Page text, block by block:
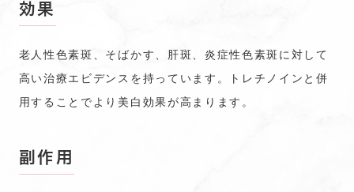
効果
老人性色素斑、そばかす、肝斑、炎症性色素斑に対して
高い治療エビデンスを持っています。トレチノインと併
用することでより美白効果が高まります。
副作用